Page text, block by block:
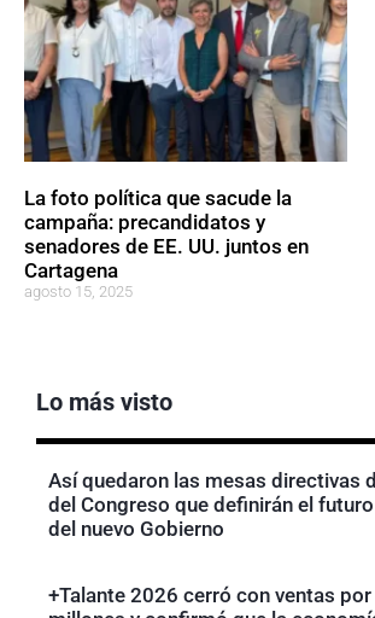
La foto política que sacude la
campaña: precandidatos y
senadores de EE. UU. juntos en
Cartagena
agosto 15, 2025
Lo más visto
Así quedaron las mesas directivas
del Congreso que definirán el
del nuevo Gobierno
+Talante 2026 cerró con ventas